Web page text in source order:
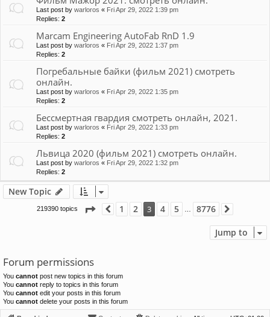
Last post by warloros « Fri Apr 29, 2022 1:39 pm
Replies: 2
Marcam Engineering AutoFab RnD 1.9
Last post by warloros « Fri Apr 29, 2022 1:37 pm
Replies: 2
Погребальные байки (фильм 2021) смотреть
онлайн.
Last post by warloros « Fri Apr 29, 2022 1:35 pm
Replies: 2
Бессмертная гвардия смотреть онлайн, 2021.
Last post by warloros « Fri Apr 29, 2022 1:33 pm
Replies: 2
Львица 2020 (фильм 2021) смотреть онлайн.
Last post by warloros « Fri Apr 29, 2022 1:32 pm
Replies: 2
New Topic
219390 topics Page 3 of8776
Previous
1 2 3 4 5 8776
Jump to
Forum permissions
You cannot post new topics in this forum
You cannot reply to topics in this forum
You cannot edit your posts in this forum
You cannot delete your posts in this forum